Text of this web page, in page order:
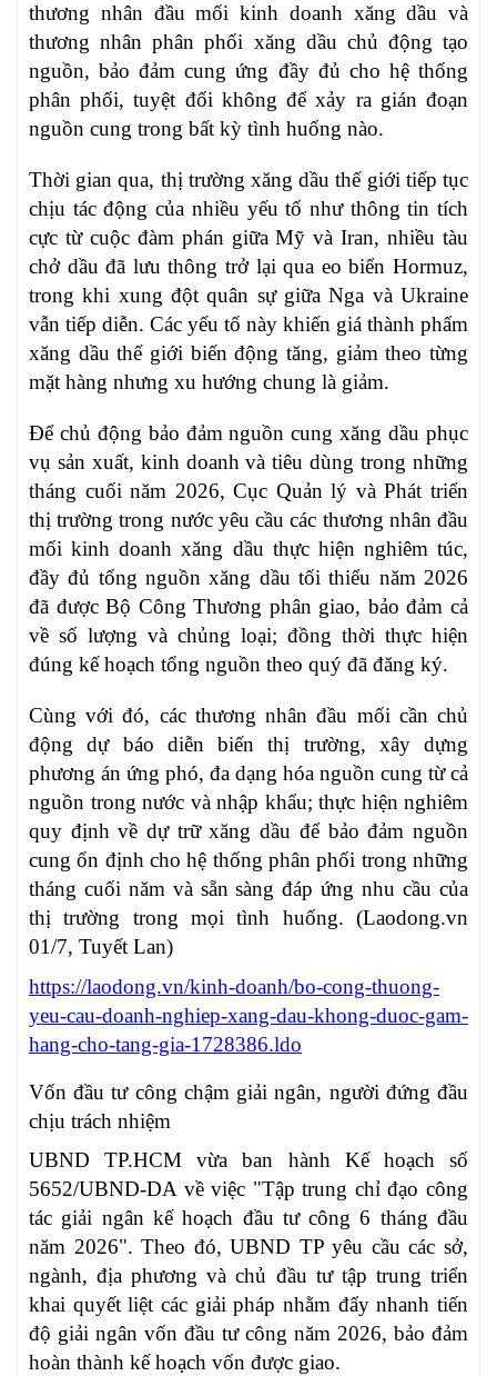
thương nhân đầu mối kinh doanh xăng dầu và
thương nhân phân phối xăng dầu chủ động tạo
nguồn, bảo đảm cung ứng đầy đủ cho hệ thống
phân phối, tuyệt đối không để xảy ra gián đoạn
nguồn cung trong bất kỳ tình huống nào.
Thời gian qua, thị trường xăng dầu thế giới tiếp tục
chịu tác động của nhiều yếu tố như thông tin tích
cực từ cuộc đàm phán giữa Mỹ và Iran, nhiều tàu
chở dầu đã lưu thông trở lại qua eo biển Hormuz,
trong khi xung đột quân sự giữa Nga và Ukraine
vẫn tiếp diễn. Các yếu tố này khiến giá thành phẩm
xăng dầu thế giới biến động tăng, giảm theo từng
mặt hàng nhưng xu hướng chung là giảm.
Để chủ động bảo đảm nguồn cung xăng dầu phục
vụ sản xuất, kinh doanh và tiêu dùng trong những
tháng cuối năm 2026, Cục Quản lý và Phát triển
thị trường trong nước yêu cầu các thương nhân đầu
mối kinh doanh xăng dầu thực hiện nghiêm túc,
đầy đủ tổng nguồn xăng dầu tối thiểu năm 2026
đã được Bộ Công Thương phân giao, bảo đảm cả
về số lượng và chủng loại; đồng thời thực hiện
đúng kế hoạch tổng nguồn theo quý đã đăng ký.
Cùng với đó, các thương nhân đầu mối cần chủ
động dự báo diễn biến thị trường, xây dựng
phương án ứng phó, đa dạng hóa nguồn cung từ cả
nguồn trong nước và nhập khẩu; thực hiện nghiêm
quy định về dự trữ xăng dầu để bảo đảm nguồn
cung ổn định cho hệ thống phân phối trong những
tháng cuối năm và sẵn sàng đáp ứng nhu cầu của
thị trường trong mọi tình huống. (Laodong.vn
01/7, Tuyết Lan)
https://laodong.vn/kinh-doanh/bo-cong-thuong-
yeu-cau-doanh-nghiep-xang-dau-khong-duoc-gam-
hang-cho-tang-gia-1728386.ldo
Vốn đầu tư công chậm giải ngân, người đứng đầu
chịu trách nhiệm
UBND TP.HCM vừa ban hành Kế hoạch số
5652/UBND-DA về việc "Tập trung chỉ đạo công
tác giải ngân kế hoạch đầu tư công 6 tháng đầu
năm 2026". Theo đó, UBND TP yêu cầu các sở,
ngành, địa phương và chủ đầu tư tập trung triển
khai quyết liệt các giải pháp nhằm đẩy nhanh tiến
độ giải ngân vốn đầu tư công năm 2026, bảo đảm
hoàn thành kế hoạch vốn được giao.